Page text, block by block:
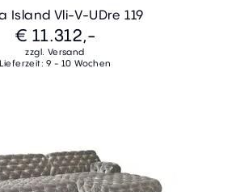
Island Vli-V-UDre 119
€ 11.312,-
zzgl. Versand
Lieferzeit: 9 - 10 Wochen